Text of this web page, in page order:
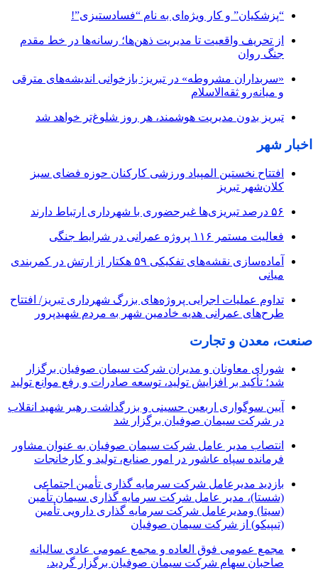
“پزشکیان” و کار ویژه‌ای به نام “فسادستیزی”!
از تحریف واقعیت تا مدیریت ذهن‌ها؛ رسانه‌ها در خط مقدم
جنگ روان
«سربداران مشروطه» در تبریز: بازخوانی اندیشه‌های مترقی
و میانه‌رو ثقه‌الاسلام
تبریز بدون مدیریت هوشمند، هر روز شلوغ‌تر خواهد شد
اخبار شهر
افتتاح نخستین المپیاد ورزشی کارکنان حوزه فضای سبز
کلان‌شهر تبریز
۵۶ درصد تبریزی‌ها غیرحضوری با شهرداری ارتباط دارند
فعالیت مستمر ۱۱۶ پروژه عمرانی در شرایط جنگی
آماده‌سازی نقشه‌های تفکیکی ۵۹ هکتار از ارتش در کمربندی
میانی
تداوم عملیات اجرایی پروژه‌های بزرگ شهرداری تبریز/ افتتاح
طرح‌های عمرانی هدیه خادمین شهر به مردم شهیدپرور
صنعت، معدن و تجارت
شورای معاونان و مدیران شرکت سیمان صوفیان برگزار
شد؛ تأکید بر افزایش تولید، توسعه صادرات و رفع موانع تولید
آیین سوگواری اربعین حسینی و بزرگداشت رهبر شهید انقلاب
در شرکت سیمان صوفیان برگزار شد
انتصاب مدیر عامل شرکت سیمان صوفیان به عنوان مشاور
فرمانده سپاه عاشور در امور صنایع، تولید و کارخانجات
بازدید مدیرعامل شرکت سرمایه گذاری تأمین اجتماعی
(شستا)، مدیر عامل شرکت سرمایه گذاری سیمان تأمین
(سیتا) ومدیرعامل شرکت سرمایه گذاری دارویی تأمین
(تیپیکو) از شرکت سیمان صوفیان
مجمع عمومی فوق العاده و مجمع عمومی عادی سالیانه
صاحبان سهام شرکت سیمان صوفیان برگزار گردید.